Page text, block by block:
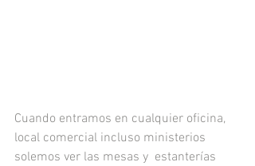
Cuando entramos en cualquier oficina,
local comercial incluso ministerios
solemos ver las mesas y  estanterías